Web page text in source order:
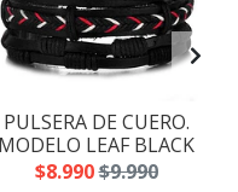
PULSERA DE CUERO.
MODELO LEAF BLACK
$8.990$9.990